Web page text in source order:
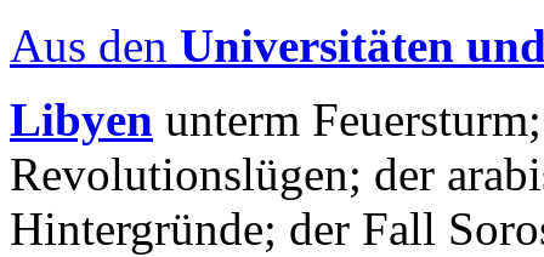
Aus den Universitäten
Libyen unterm
Revolutionslügen; der
Hintergründe; der Fall